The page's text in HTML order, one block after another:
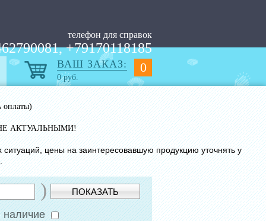
телефон для справок
+79170118185
0
ВАШ ЗАКАЗ:
0руб.
оплаты)
АКТУАЛЬНЫМИ!
цены на заинтересовавшую продукцию уточнять у
) ПОКАЗАТЬ
наличие